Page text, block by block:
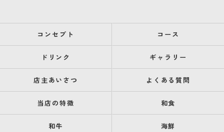
コンセプト コース
ドリンク ギャラリー
店主あいさつ よくある質問
当店の特徴 和食
和牛 海鮮